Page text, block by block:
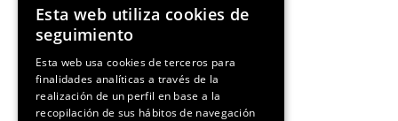
ENGLISH
Esta web utiliza cookies de
seguimiento
Esta web usa cookies de terceros para
finalidades analíticas a través de la
realización de un perfil en base a la
recopilación de sus hábitos de navegación